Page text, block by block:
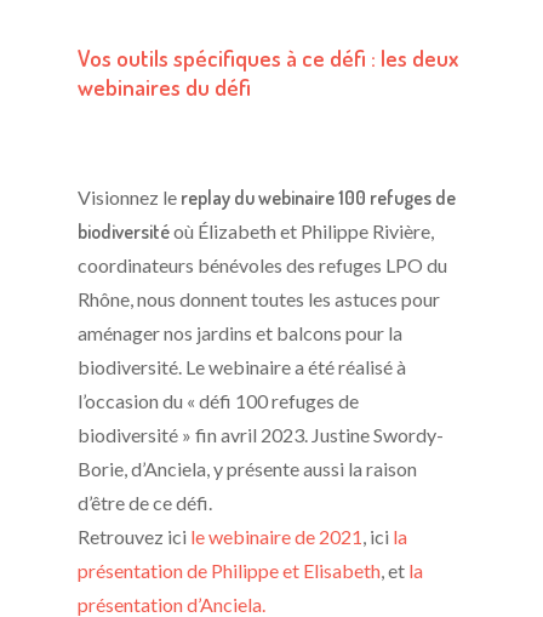
Vos outils spécifiques à ce défi : les deux
webinaires du défi
Visionnez le replay du webinaire 100 refuges de
biodiversitéoù Élizabeth et Philippe Rivière,
coordinateurs bénévoles des refuges LPO du
Rhône, nous donnent toutes les astuces pour
aménager nos jardins et balcons pour la
biodiversité. Le webinaire a été réalisé à
l’occasion du « défi 100 refuges de
biodiversité » fin avril 2023. Justine Swordy-
Borie, d’Anciela, y présente aussi la raison
d’être de ce défi.
Retrouvez ici le webinaire de 2021 , ici la
présentation de Philippe et Elisabeth , et la
présentation d’Anciela.